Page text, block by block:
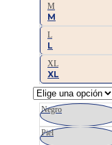
M
M
L
L
XL
XL
Negro
Piel